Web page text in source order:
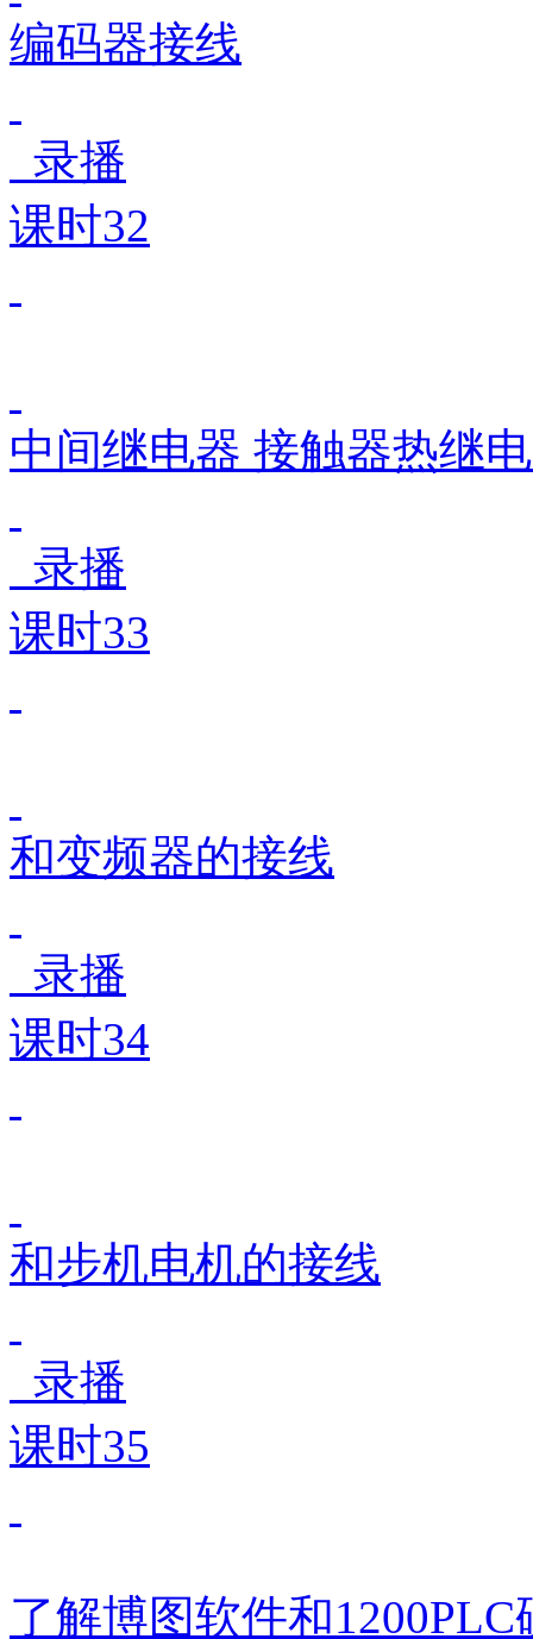
编码器接线
录播
课时32
中间继电器 接触器热继
录播
课时33
和变频器的接线
录播
课时34
和步机电机的接线
录播
课时35
了解博图软件和1200PLC